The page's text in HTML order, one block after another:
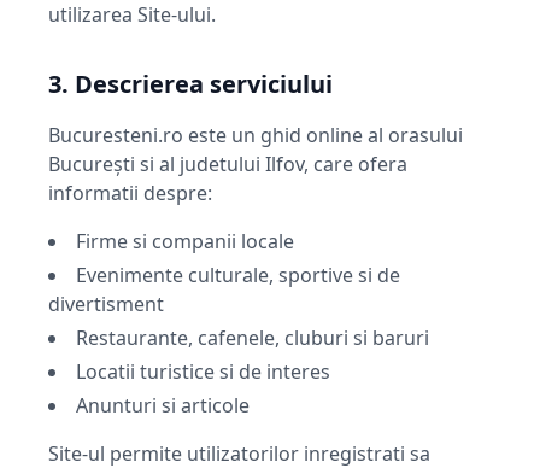
utilizarea Site-ului.
3. Descrierea serviciului
Bucuresteni.ro este un ghid online al orasului
București si al judetului Ilfov, care ofera
informatii despre:
Firme si companii locale
Evenimente culturale, sportive si de
divertisment
Restaurante, cafenele, cluburi si baruri
Locatii turistice si de interes
Anunturi si articole
Site-ul permite utilizatorilor inregistrati sa